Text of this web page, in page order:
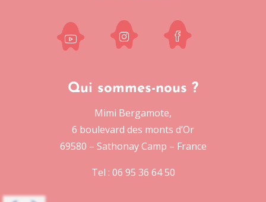
Qui sommes-nous ?
Mimi Bergamote,
6 boulevard des monts d’Or
69580 – Sathonay Camp – France
Tel : 06 95 36 64 50